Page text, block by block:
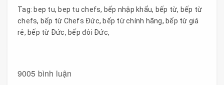
Tag: bep tu, bep tu chefs, bếp nhập khẩu, bếp từ, bếp từ
chefs, bếp từ Chefs Đức, bếp từ chính hãng, bếp từ giá
rẻ, bếp từ Đức, bếp đôi Đức,
9005 bình luận